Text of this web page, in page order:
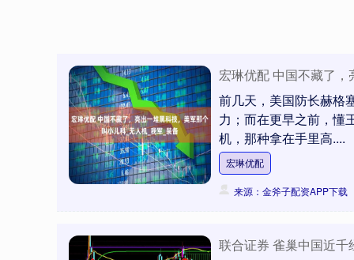
宏琳优配 中国不藏了
前几天，美国防长赫格
力；而在更早之前，懂
机，那种拿在手里高....
宏琳优配
来源：金斧子配资APP下载
联合证券 雀巢中国近千